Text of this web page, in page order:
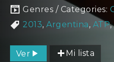
Genres / Categories:
2013,Argentina, ATP,
Ver Mi lista